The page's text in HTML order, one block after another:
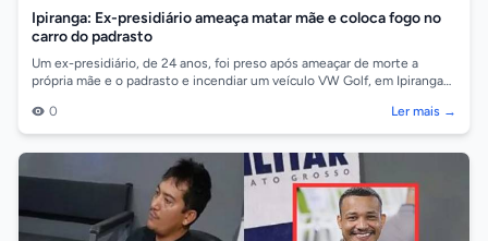
Ipiranga: Ex-presidiário ameaça matar mãe e coloca fogo no
carro do padrasto
Um ex-presidiário, de 24 anos, foi preso após ameaçar de morte a
própria mãe e o padrasto e incendiar um veículo VW Golf, em Ipiranga
0
Ler mais →